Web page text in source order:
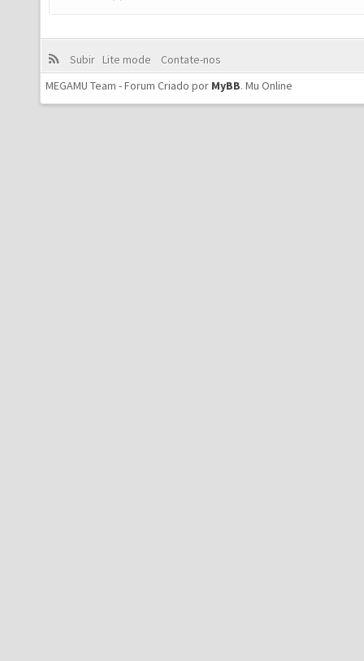
Subir Lite mode
Contate-nos
MEGAMU Team - Forum Criado por MyBB. Mu Online